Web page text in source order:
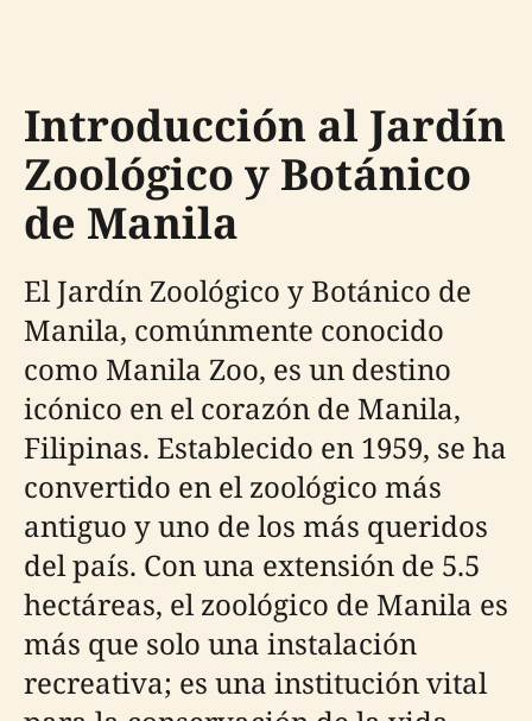
Introducción al Jardín
Zoológico y Botánico
de Manila
El Jardín Zoológico y Botánico de
Manila, comúnmente conocido
como Manila Zoo, es un destino
icónico en el corazón de Manila,
Filipinas. Establecido en 1959, se ha
convertido en el zoológico más
antiguo y uno de los más queridos
del país. Con una extensión de 5.5
hectáreas, el zoológico de Manila es
más que solo una instalación
recreativa; es una institución vital